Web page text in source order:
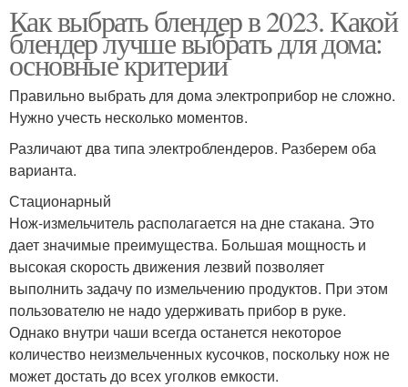
Как выбрать блендер в 2023. Какой
блендер лучше выбрать для дома:
основные критерии
Правильно выбрать для дома электроприбор не сложно.
Нужно учесть несколько моментов.
Различают два типа электроблендеров. Разберем оба
варианта.
Стационарный
Нож-измельчитель располагается на дне стакана. Это
дает значимые преимущества. Большая мощность и
высокая скорость движения лезвий позволяет
выполнить задачу по измельчению продуктов. При этом
пользователю не надо удерживать прибор в руке.
Однако внутри чаши всегда останется некоторое
количество неизмельченных кусочков, поскольку нож не
может достать до всех уголков емкости.